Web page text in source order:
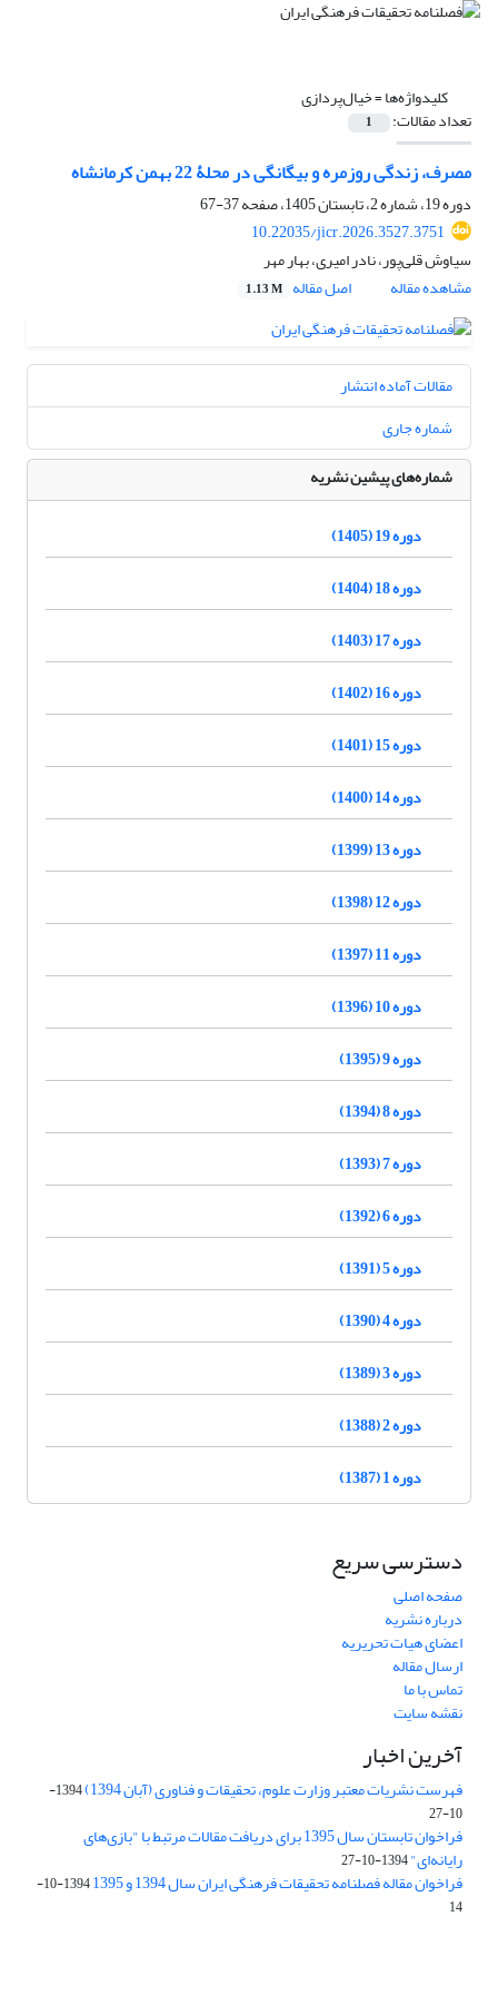
کلیدواژه‌ها =خیال‌پردازی
تعداد مقالات: 1
مصرف، زندگی روزمره و بیگانگی در محلۀ 22 بهمن کرمانشاه
دوره 19، شماره 2، تابستان 1405، صفحه
37-67
10.22035/jicr.2026.3527.3751
سیاوش قلی‌پور، نادر امیری، بهار مهر
مشاهده مقاله
اصل مقاله 1.13 M
مقالات آماده انتشار
شماره جاری
شماره‌های پیشین نشریه
دوره 19 (1405)
دوره 18 (1404)
دوره 17 (1403)
دوره 16 (1402)
دوره 15 (1401)
دوره 14 (1400)
دوره 13 (1399)
دوره 12 (1398)
دوره 11 (1397)
دوره 10 (1396)
دوره 9 (1395)
دوره 8 (1394)
دوره 7 (1393)
دوره 6 (1392)
دوره 5 (1391)
دوره 4 (1390)
دوره 3 (1389)
دوره 2 (1388)
دوره 1 (1387)
دسترسی سریع
صفحه اصلی
درباره نشریه
اعضای هیات تحریریه
ارسال مقاله
تماس با ما
نقشه سایت
آخرین اخبار
فهرست نشریات معتبر وزارت علوم، تحقیقات و فناوری (آبان 1394)
1394-
10-27
فراخوان تابستان سال 1395 برای دریافت مقالات مرتبط با "بازی‌های
رایانه‌ای"1394-10-27
فراخوان مقاله فصلنامه تحقیقات فرهنگی ایران سال 1394 و 1395
1394-10-
14